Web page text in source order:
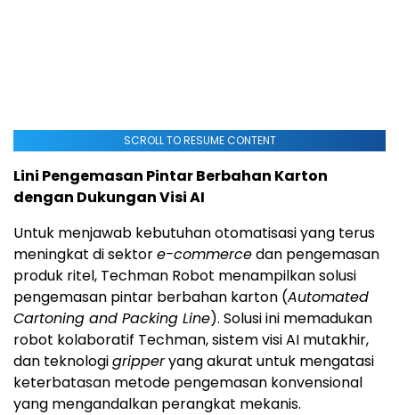
SCROLL TO RESUME CONTENT
Lini Pengemasan Pintar Berbahan Karton
dengan Dukungan Visi AI
Untuk menjawab kebutuhan otomatisasi yang terus
meningkat di sektore-commercedan pengemasan
produk ritel, Techman Robot menampilkan solusi
pengemasan pintar berbahan karton (Automated
Cartoning and Packing Line). Solusi ini memadukan
robot kolaboratif Techman, sistem visi AI mutakhir,
dan teknologigripperyang akurat untuk mengatasi
keterbatasan metode pengemasan konvensional
yang mengandalkan perangkat mekanis.